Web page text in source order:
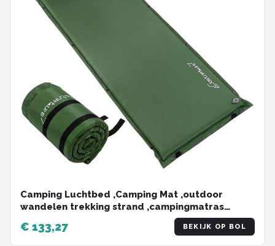
Camping Luchtbed ,Camping Mat ,outdoor
wandelen trekking strand ,campingmatras
€ 133,27 BEKIJK OP BOL